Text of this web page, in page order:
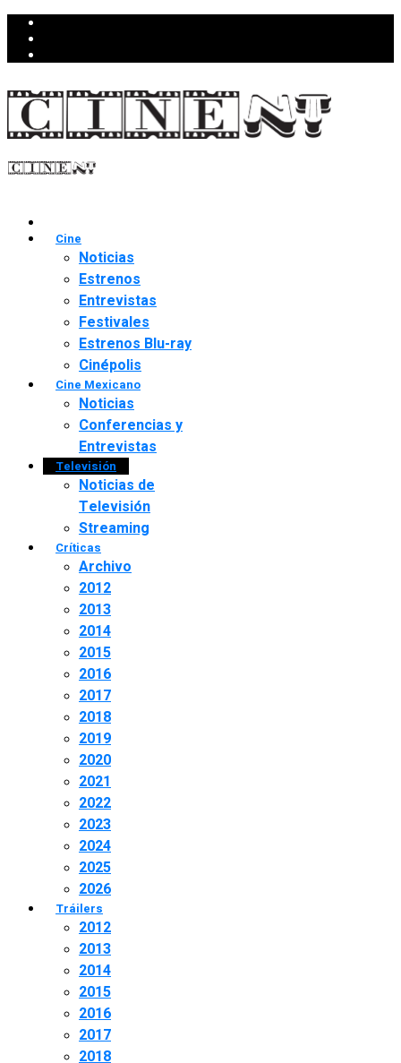
Cine
Noticias
Estrenos
Entrevistas
Festivales
Estrenos Blu-ray
Cinépolis
Cine Mexicano
Noticias
Conferencias y
Entrevistas
Televisión
Noticias de
Televisión
Streaming
Críticas
Archivo
2012
2013
2014
2015
2016
2017
2018
2019
2020
2021
2022
2023
2024
2025
2026
Tráilers
2012
2013
2014
2015
2016
2017
2018